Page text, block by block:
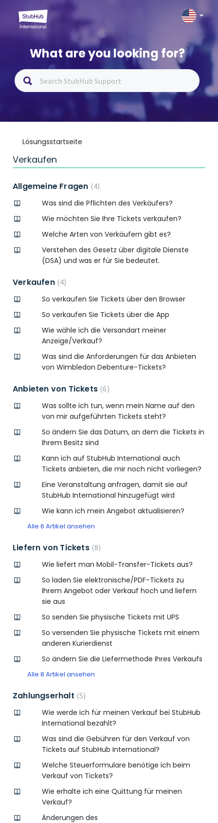
What are you looking for?
Lösungsstartseite
Verkaufen
Allgemeine Fragen 4
Was sind die Pflichten des Verkäufers?
Wie möchten Sie Ihre Tickets verkaufen?
Welche Arten von Verkäufern gibt es?
Verstehen des Gesetz über digitale Dienste
(DSA) und was er für Sie bedeutet.
Verkaufen 4
So verkaufen Sie Tickets über den Browser
So verkaufen Sie Tickets über die App
Wie wähle ich die Versandart meiner
Anzeige/Verkauf?
Was sind die Anforderungen für das Anbieten
von Wimbledon Debenture-Tickets?
Anbieten von Tickets 6
Was sollte ich tun, wenn mein Name auf den
von mir aufgeführten Tickets steht?
So ändern Sie das Datum, an dem die Tickets in
Ihrem Besitz sind
Kann ich auf StubHub International auch
Tickets anbieten, die mir noch nicht vorliegen?
Eine Veranstaltung anfragen, damit sie auf
StubHub International hinzugefügt wird
Wie kann ich mein Angebot aktualisieren?
Alle 6 Artikel ansehen
Liefern von Tickets 8
Wie liefert man Mobil-Transfer-Tickets aus?
So laden Sie elektronische/PDF-Tickets zu
Ihrem Angebot oder Verkauf hoch und liefern
sie aus
So senden Sie physische Tickets mit UPS
So versenden Sie physische Tickets mit einem
anderen Kurierdienst
So ändern Sie die Liefermethode Ihres Verkaufs
Alle 8 Artikel ansehen
Zahlungserhalt 5
Wie werde ich für meinen Verkauf bei StubHub
International bezahlt?
Was sind die Gebühren für den Verkauf von
Tickets auf StubHub International?
Welche Steuerformulare benötige ich beim
Verkauf von Tickets?
Wie erhalte ich eine Quittung für meinen
Verkauf?
Änderungen des